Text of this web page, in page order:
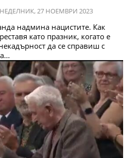
27 НОЕМВРИ 2023
надмина нацистите. Как
като празник, когато е
да се справиш с